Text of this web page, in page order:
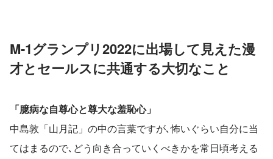
M-1グランプリ2022に出場して見えた漫
才とセールスに共通する大切なこと
「臆病な自尊心と尊大な羞恥心」
中島敦「山月記」の中の言葉ですが､怖いぐらい自分に当
てはまるので､どう向き合っていくべきかを常日頃考える